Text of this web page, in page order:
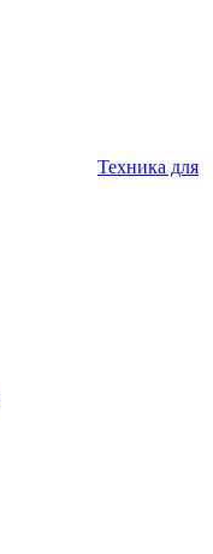
Техника для